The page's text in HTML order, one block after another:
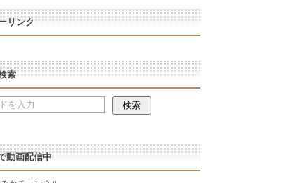
リンク
索
動画配信中